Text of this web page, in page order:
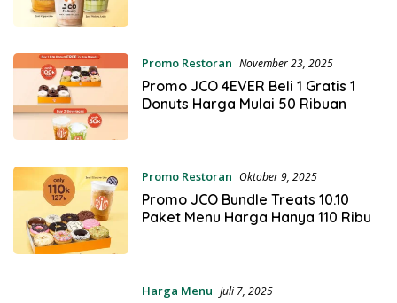
Promo Restoran November 23, 2025
Promo JCO 4EVER Beli 1 Gratis 1
Donuts Harga Mulai 50 Ribuan
Promo Restoran Oktober 9, 2025
Promo JCO Bundle Treats 10.10
Paket Menu Harga Hanya 110 Ribu
Harga Menu Juli 7, 2025